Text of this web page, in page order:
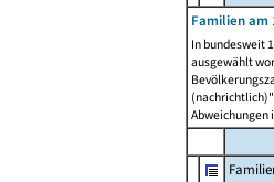
Familien am
In bundesweit
ausgewählt
Abweichungen